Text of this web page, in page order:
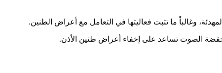
وغالباً ما تثبت فعاليتها في التعامل مع أعراض الطنين.
الصوت تساعد على إخفاء أعراض طنين الأذن.